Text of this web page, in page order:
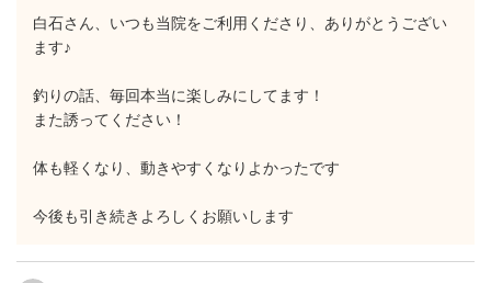
白石さん、いつも当院をご利用くださり、ありがとうござい
ます♪
釣りの話、毎回本当に楽しみにしてます！
また誘ってください！
体も軽くなり、動きやすくなりよかったです
今後も引き続きよろしくお願いします